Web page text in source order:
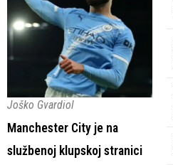
Joško Gvardiol
Manchester City je na
službenoj klupskoj stranici